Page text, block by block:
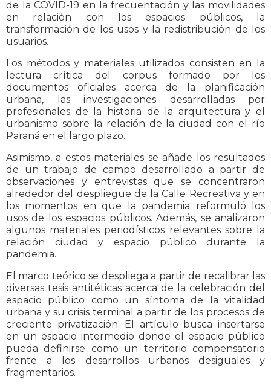
de la COVID-19 en la frecuentación y las movilidades
en relación con los espacios públicos, la
transformación de los usos y la redistribución de los
usuarios.
Los métodos y materiales utilizados consisten en la
lectura crítica del corpus formado por los
documentos oficiales acerca de la planificación
urbana, las investigaciones desarrolladas por
profesionales de la historia de la arquitectura y el
urbanismo sobre la relación de la ciudad con el río
Paraná en el largo plazo.
Asimismo, a estos materiales se añade los resultados
de un trabajo de campo desarrollado a partir de
observaciones y entrevistas que se concentraron
alrededor del despliegue de la Calle Recreativa y en
los momentos en que la pandemia reformuló los
usos de los espacios públicos. Además, se analizaron
algunos materiales periodísticos relevantes sobre la
relación ciudad y espacio público durante la
pandemia.
El marco teórico se despliega a partir de recalibrar las
diversas tesis antitéticas acerca de la celebración del
espacio público como un síntoma de la vitalidad
urbana y su crisis terminal a partir de los procesos de
creciente privatización. El artículo busca insertarse
en un espacio intermedio donde el espacio público
pueda definirse como un territorio compensatorio
frente a los desarrollos urbanos desiguales y
fragmentarios.